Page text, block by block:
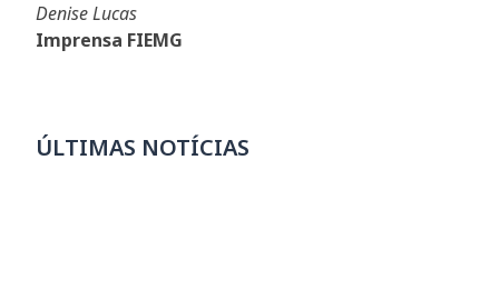
Denise Lucas
Imprensa FIEMG
ÚLTIMAS NOTÍCIAS